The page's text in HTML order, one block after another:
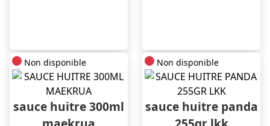
Non disponible
sauce huitre 300ml
Non disponible
sauce huitre panda